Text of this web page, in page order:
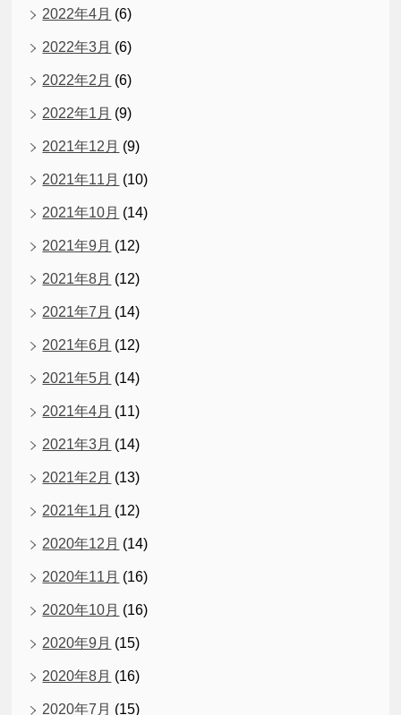
2022年4月 (6)
2022年3月 (6)
2022年2月 (6)
2022年1月 (9)
2021年12月 (9)
2021年11月 (10)
2021年10月 (14)
2021年9月 (12)
2021年8月 (12)
2021年7月 (14)
2021年6月 (12)
2021年5月 (14)
2021年4月 (11)
2021年3月 (14)
2021年2月 (13)
2021年1月 (12)
2020年12月 (14)
2020年11月 (16)
2020年10月 (16)
2020年9月 (15)
2020年8月 (16)
2020年7月 (15)